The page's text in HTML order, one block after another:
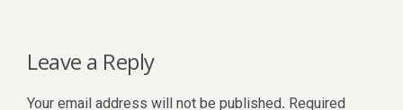
Leave a Reply
Your email address will not be published. Required